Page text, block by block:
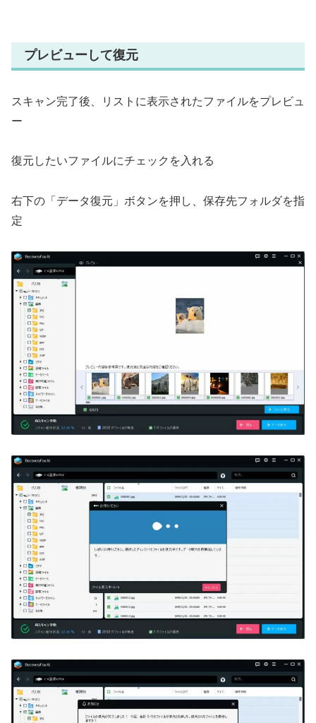
プレビューして復元
スキャン完了後、リストに表示されたファイルをプレビュ
ー
復元したいファイルにチェックを入れる
右下の「データ復元」ボタンを押し、保存先フォルダを指
定